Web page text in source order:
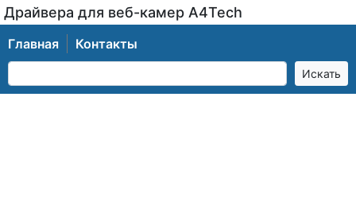
Драйвера для веб-камер A4Tech
Главная Контакты